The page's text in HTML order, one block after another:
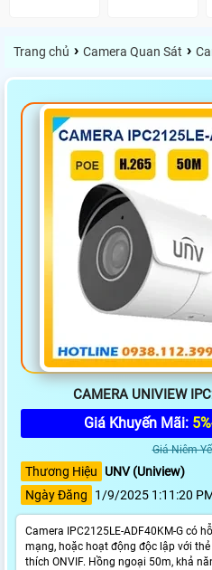
Trang chủ › Camera Quan Sát ›
CAMERA UNIVIEW
Giá Khuyến Mãi:
Giá Niêm
Thương Hiệu
UNV (Uniview)
Ngày Đăng
1/9/2025 1:11:20
Camera IPC2125LE-ADF40KM-G có
mạng, hoặc hoạt động độc lập với
thích ONVIF. Hồng ngoại 50m, khả